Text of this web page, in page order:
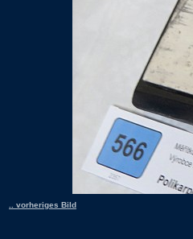
.. vorheriges Bild